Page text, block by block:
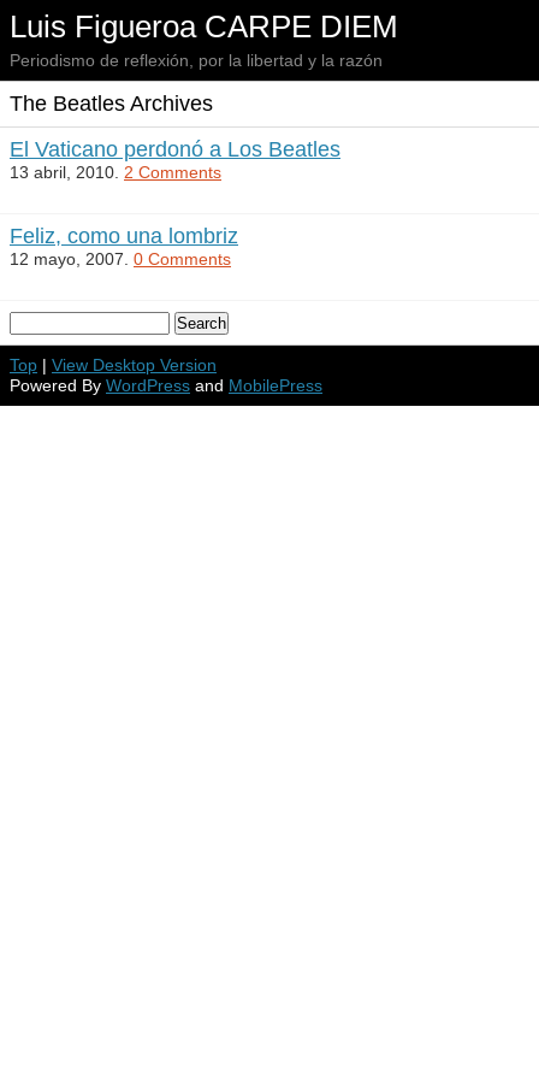
Luis Figueroa CARPE DIEM
Periodismo de reflexión, por la libertad y la razón
The Beatles Archives
El Vaticano perdonó a Los Beatles
13 abril, 2010. 2 Comments
Feliz, como una lombriz
12 mayo, 2007. 0 Comments
Top | View Desktop Version
Powered By WordPress and MobilePress